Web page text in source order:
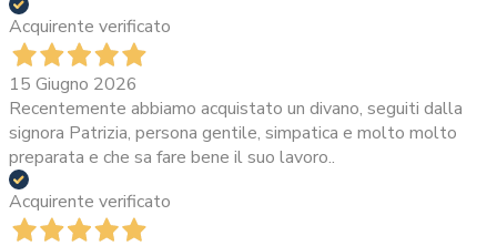
Acquirente verificato
15 Giugno 2026
Recentemente abbiamo acquistato un divano, seguiti dalla
signora Patrizia, persona gentile, simpatica e molto molto
preparata e che sa fare bene il suo lavoro..
Acquirente verificato